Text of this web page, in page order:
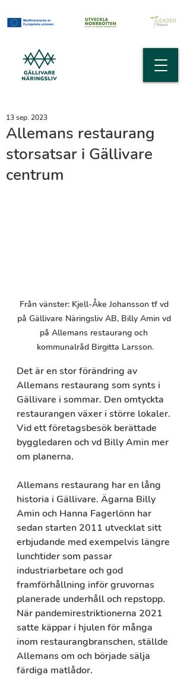
Allemans restaurang
storsatsar i Gällivare
centrum
13 sep. 2023
Från vänster: Kjell-Åke Johansson tf vd
på Gällivare Näringsliv AB, Billy Amin vd
på Allemans restaurang och
kommunalråd Birgitta Larsson.
Det är en stor förändring av
Allemans restaurang som synts i
Gällivare i sommar. Den omtyckta
restaurangen växer i större lokaler.
Vid ett företagsbesök berättade
byggledaren och vd Billy Amin mer
om planerna.
Allemans restaurang har en lång
historia i Gällivare. Ägarna Billy
Amin och Hanna Fagerlönn har
sedan starten 2011 utvecklat sitt
erbjudande med exempelvis längre
lunchtider som passar
industriarbetare och god
framförhållning inför gruvornas
planerade underhåll och repstopp.
När pandemirestriktionerna 2021
satte käppar i hjulen för många
inom restaurangbranschen, ställde
Allemans om och började sälja
färdiga matlådor.